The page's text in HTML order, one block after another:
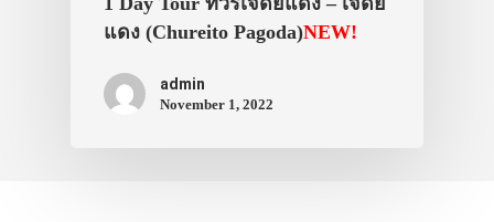
แดง (Chureito Pagoda)NEW!
admin
November 1, 2022